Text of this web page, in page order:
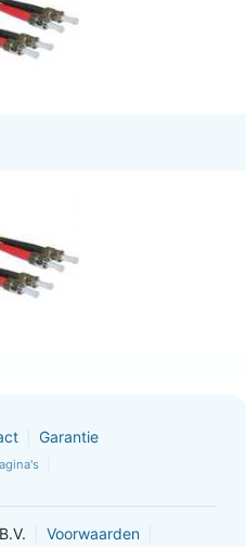
Garantie
Voorwaarden